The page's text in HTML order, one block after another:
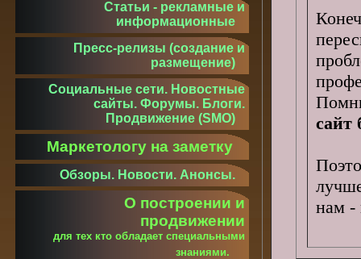
сайт
нам -
Статьи - рекламные и
информационные
Пресс-релизы (создание и
размещение)
Социальные сети. Новостные
сайты. Форумы. Блоги.
Продвижение (SMO)
Маркетологу на заметку
Обзоры. Новости. Анонсы.
О построении и
продвижении
для тех кто обладает специальными
знаниями.